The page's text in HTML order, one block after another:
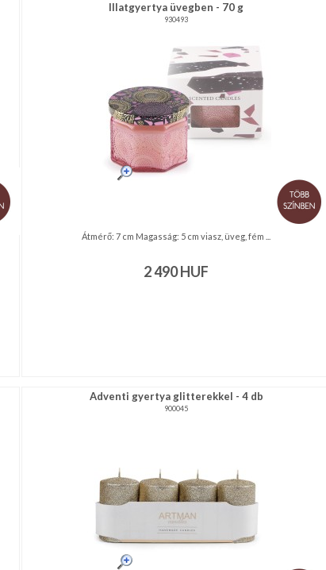
Illatgyertya üvegben - 70 g
930493
Átmérő: 7 cm Magasság: 5 cm viasz, üveg, fém ...
2 490HUF
Adventi gyertya glitterekkel - 4 db
900045